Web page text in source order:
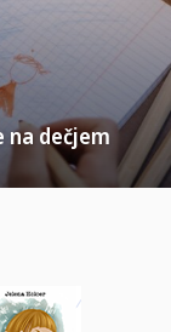
na dečjem